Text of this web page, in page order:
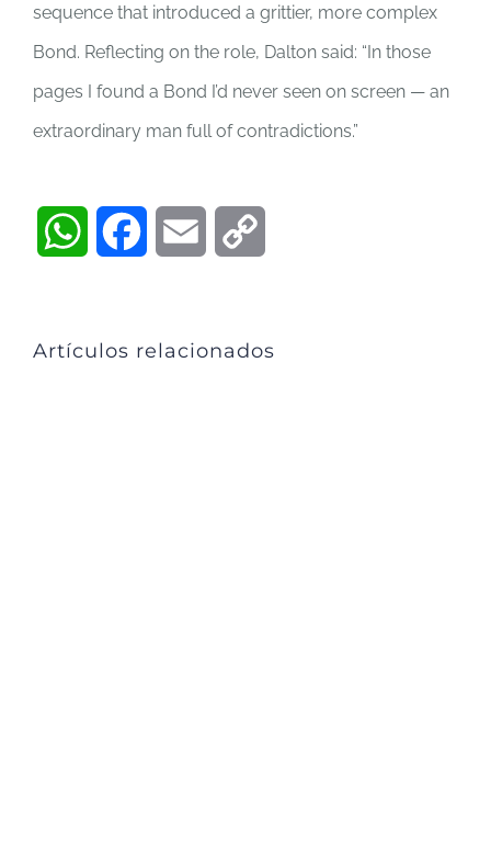
sequence that introduced a grittier, more complex
Bond. Reflecting on the role, Dalton said: “In those
pages I found a Bond I’d never seen on screen — an
extraordinary man full of contradictions.”
WhatsAppFacebookEmail
Artículos relacionados